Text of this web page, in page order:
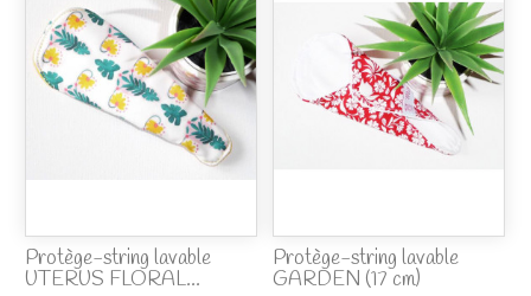
Protège-string lavable
UTERUS FLORAL...
Protège-string lavable
GARDEN (17 cm)